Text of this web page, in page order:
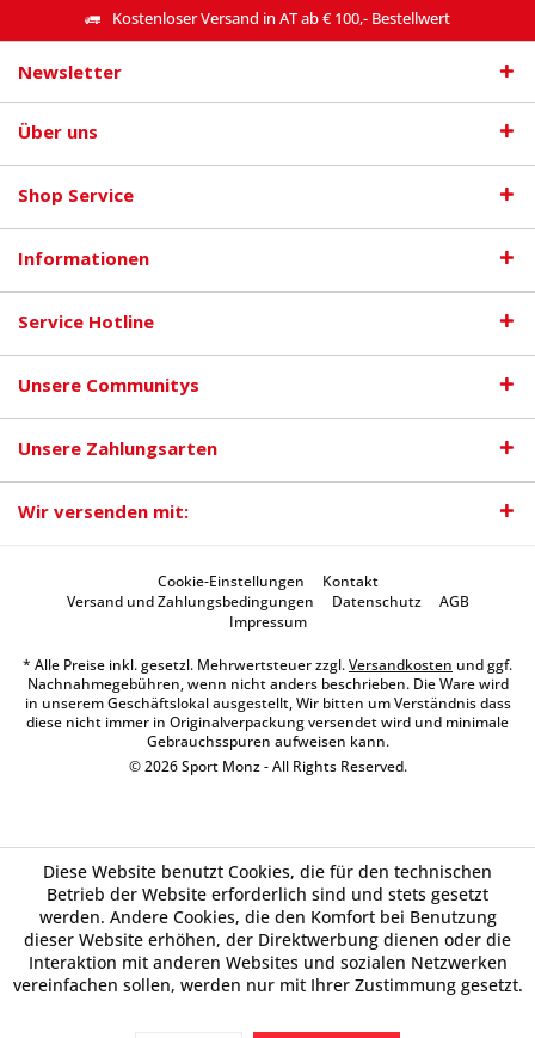
Kostenloser Versand in AT ab € 100,- Bestellwert
Newsletter
Über uns
Shop Service
Informationen
Service Hotline
Unsere Communitys
Unsere Zahlungsarten
Wir versenden mit:
Cookie-Einstellungen
Kontakt
Versand und Zahlungsbedingungen
Datenschutz
AGB
Impressum
* Alle Preise inkl. gesetzl. Mehrwertsteuer zzgl.Versandkosten und ggf.
Nachnahmegebühren, wenn nicht anders beschrieben. Die Ware wird
in unserem Geschäftslokal ausgestellt, Wir bitten um Verständnis dass
diese nicht immer in Originalverpackung versendet wird und minimale
Gebrauchsspuren aufweisen kann.
© 2026 Sport Monz - All Rights Reserved.
Diese Website benutzt Cookies, die für den technischen
Betrieb der Website erforderlich sind und stets gesetzt
werden. Andere Cookies, die den Komfort bei Benutzung
dieser Website erhöhen, der Direktwerbung dienen oder die
Interaktion mit anderen Websites und sozialen Netzwerken
vereinfachen sollen, werden nur mit Ihrer Zustimmung gesetzt.